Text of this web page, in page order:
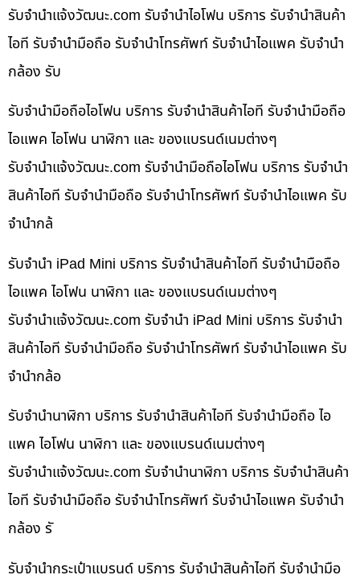
รับจํานําแจ้งวัฒนะ.com รับจำนำไอโฟน บริการ รับจำนำสินค้า
ไอที รับจำนำมือถือ รับจำนำโทรศัพท์ รับจำนำไอแพค รับจำนำ
กล้อง รับ
รับจำนำมือถือไอโฟน บริการ รับจำนำสินค้าไอที รับจำนำมือถือ
ไอแพค ไอโฟน นาฬิกา และ ของแบรนด์เนมต่างๆ
รับจํานําแจ้งวัฒนะ.com รับจำนำมือถือไอโฟน บริการ รับจำนำ
สินค้าไอที รับจำนำมือถือ รับจำนำโทรศัพท์ รับจำนำไอแพค รับ
จำนำกล้
รับจำนำ iPad Mini บริการ รับจำนำสินค้าไอที รับจำนำมือถือ
ไอแพค ไอโฟน นาฬิกา และ ของแบรนด์เนมต่างๆ
รับจํานําแจ้งวัฒนะ.com รับจำนำ iPad Mini บริการ รับจำนำ
สินค้าไอที รับจำนำมือถือ รับจำนำโทรศัพท์ รับจำนำไอแพค รับ
จำนำกล้อ
รับจำนำนาฬิกา บริการ รับจำนำสินค้าไอที รับจำนำมือถือ ไอ
แพค ไอโฟน นาฬิกา และ ของแบรนด์เนมต่างๆ
รับจํานําแจ้งวัฒนะ.com รับจำนำนาฬิกา บริการ รับจำนำสินค้า
ไอที รับจำนำมือถือ รับจำนำโทรศัพท์ รับจำนำไอแพค รับจำนำ
กล้อง รั
รับจำนำกระเป๋าแบรนด์ บริการ รับจำนำสินค้าไอที รับจำนำมือ